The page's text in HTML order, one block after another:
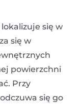
się w
się w
powierzchni
Przy
się go